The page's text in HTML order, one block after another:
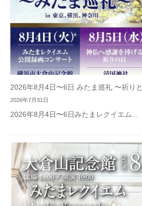
2026年8月4日〜6日 みたま巡礼 〜祈り
2026年7月31日
2026年8月4日〜6日みたまレクイエム...